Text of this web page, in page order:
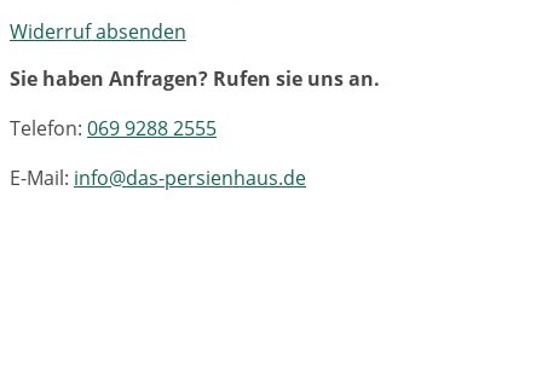
Widerruf absenden
Sie haben Anfragen? Rufen sie uns an.
Telefon: 069 9288 2555
E-Mail: info@das-persienhaus.de